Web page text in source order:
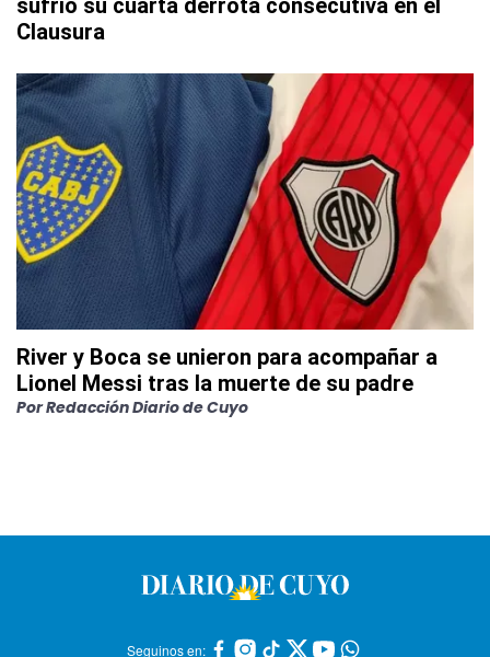
sufrió su cuarta derrota consecutiva en el
Clausura
River y Boca se unieron para acompañar a
Lionel Messi tras la muerte de su padre
PorRedacción Diario de Cuyo
Seguinos en: